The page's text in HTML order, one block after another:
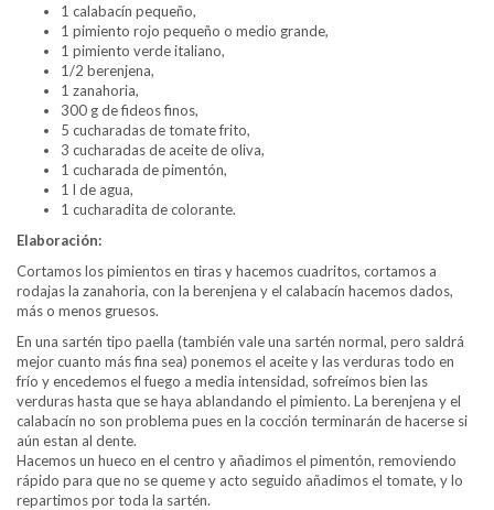
1 calabacín pequeño,
1 pimiento rojo pequeño o medio grande,
1 pimiento verde italiano,
1/2 berenjena,
1 zanahoria,
300 g de fideos finos,
5 cucharadas de tomate frito,
3 cucharadas de aceite de oliva,
1 cucharada de pimentón,
1 l de agua,
1 cucharadita de colorante.
Elaboración:
Cortamos los pimientos en tiras y hacemos cuadritos, cortamos a
rodajas la zanahoria, con la berenjena y el calabacín hacemos dados,
más o menos gruesos.
En una sartén tipo paella (también vale una sartén normal, pero saldrá
mejor cuanto más fina sea) ponemos el aceite y las verduras todo en
frío y encedemos el fuego a media intensidad, sofreímos bien las
verduras hasta que se haya ablandando el pimiento. La berenjena y el
calabacín no son problema pues en la cocción terminarán de hacerse si
aún estan al dente.
Hacemos un hueco en el centro y añadimos el pimentón, removiendo
rápido para que no se queme y acto seguido añadimos el tomate, y lo
repartimos por toda la sartén.